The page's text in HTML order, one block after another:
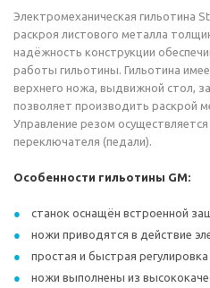
Электромеханическая гильотина
раскроя листового металла
надёжность конструкции
работы гильотины. Гильотина
верхнего ножа, выдвижной стол,
позволяет производить раскрой
Управление резом
переключателя (педали).
Особенности гильотины GM:
станок оснащён встроенной
ножи приводятся в действие
простая и быстрая
ножи выполнены из